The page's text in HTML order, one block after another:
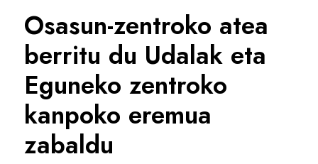
Osasun-zentroko atea
berritu du Udalak eta
Eguneko zentroko
kanpoko eremua
zabaldu